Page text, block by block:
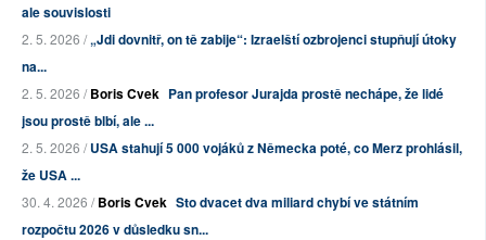
ale souvislosti
2. 5. 2026 /„Jdi dovnitř, on tě zabije“: Izraelští ozbrojenci stupňují útoky
na...
2. 5. 2026 /Boris Cvek Pan profesor Jurajda prostě nechápe, že lidé
jsou prostě blbí, ale ...
2. 5. 2026 /USA stahují 5 000 vojáků z Německa poté, co Merz prohlásil,
že USA ...
30. 4. 2026 /Boris Cvek Sto dvacet dva miliard chybí ve státním
rozpočtu 2026 v důsledku sn...